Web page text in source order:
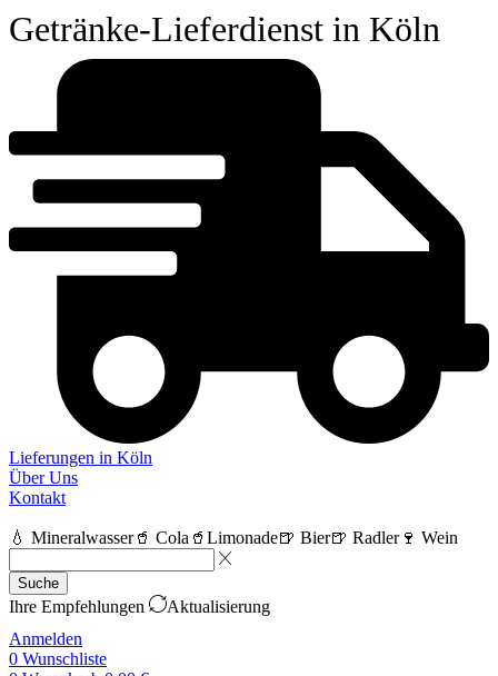
Getränke-Lieferdienst in Köln
Lieferungen in Köln
Über Uns
Kontakt
💧 Mineralwasser🥤 Cola 🥤Limonade🍺 Bier🍺 Radler🍷 Wein
Suche
Ihre Empfehlungen
Aktualisierung
Anmelden
0 Wunschliste